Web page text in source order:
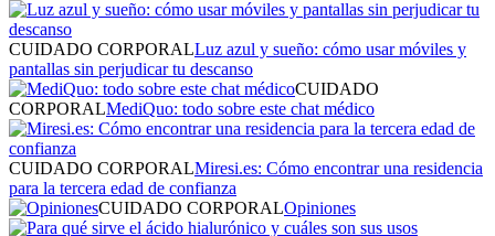
CUIDADO CORPORALLuz azul y sueño: cómo usar móviles y
pantallas sin perjudicar tu descanso
CUIDADO
CORPORALMediQuo: todo sobre este chat médico
CUIDADO CORPORALMiresi.es: Cómo encontrar una residencia
para la tercera edad de confianza
CUIDADO CORPORALOpiniones